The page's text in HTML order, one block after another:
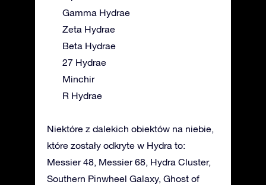
Gamma Hydrae
Zeta Hydrae
Beta Hydrae
27 Hydrae
Minchir
R Hydrae
Niektóre z dalekich obiektów na niebie,
które zostały odkryte w Hydra to:
Messier 48, Messier 68, Hydra Cluster,
Southern Pinwheel Galaxy, Ghost of